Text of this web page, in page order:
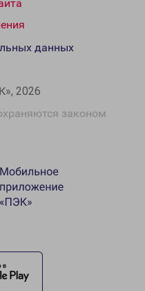
2026
законом
данных